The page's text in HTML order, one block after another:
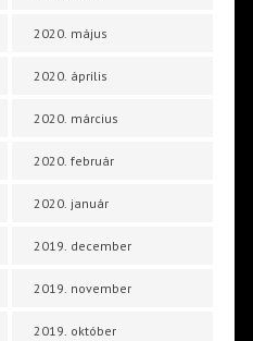
2020. május
2020. április
2020. március
2020. február
2020. január
2019. december
2019. november
2019. október